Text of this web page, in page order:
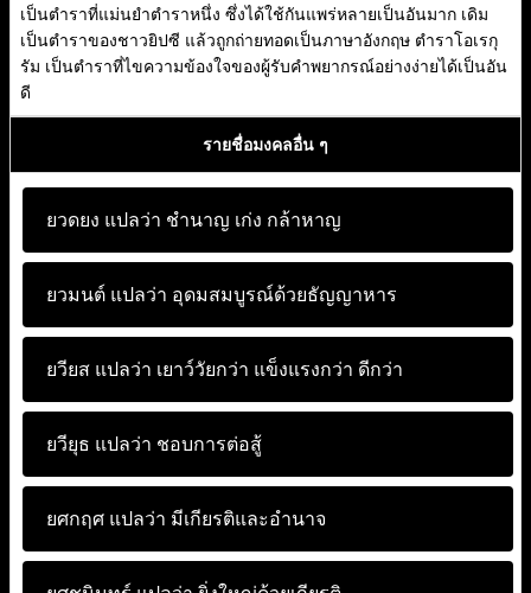
เป็นตำราที่แม่นยำตำราหนึ่ง ซึ่งได้ใช้กันแพร่หลายเป็นอันมาก เดิม
เป็นตำราของชาวยิปซี แล้วถูกถ่ายทอดเป็นภาษาอังกฤษ ตำราโอเรกุ
รัม เป็นตำราที่ไขความข้องใจของผู้รับคำพยากรณ์อย่างง่ายได้เป็นอัน
ดี
รายชื่อมงคลอื่น ๆ
ยวดยง แปลว่า ชำนาญ เก่ง กล้าหาญ
ยวมนต์ แปลว่า อุดมสมบูรณ์ด้วยธัญญาหาร
ยวียส แปลว่า เยาว์วัยกว่า แข็งแรงกว่า ดีกว่า
ยวียุธ แปลว่า ชอบการต่อสู้
ยศกฤศ แปลว่า มีเกียรติและอำนาจ